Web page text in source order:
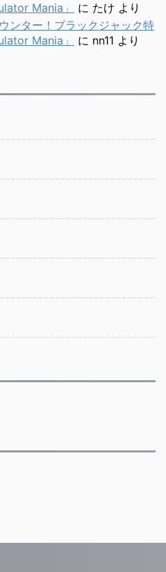
Mania」
に たけ より
ンター！ブラックジャック特
Mania」
に nn11 より